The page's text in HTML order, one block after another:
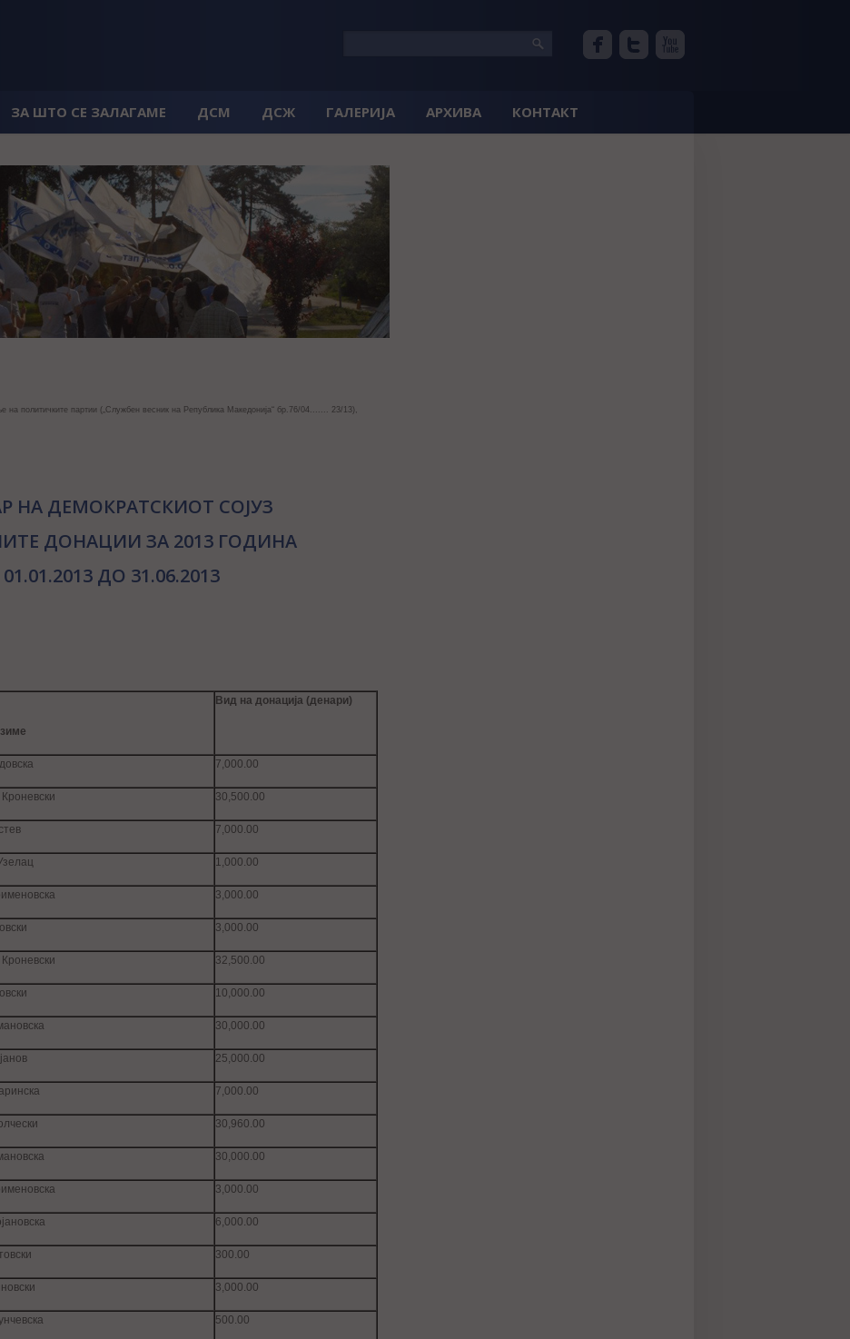
ЗА ШТО СЕ ЗАЛАГАМЕ ДСМ ДСЖ ГАЛЕРИЈА АРХИВА КОНТАКТ
на политичките партии („Службен весник на Република Македонија“ бр.76/04....... 23/13),
НА ДЕМОКРАТСКИОТ СОЈУЗ
ДОНАЦИИ ЗА 2013 ГОДИНА
ДО 31.06.2013
Вид на донација (денари)
7,000.00
30,500.00
7,000.00
1,000.00
3,000.00
3,000.00
32,500.00
10,000.00
30,000.00
25,000.00
7,000.00
30,960.00
30,000.00
3,000.00
6,000.00
300.00
3,000.00
500.00